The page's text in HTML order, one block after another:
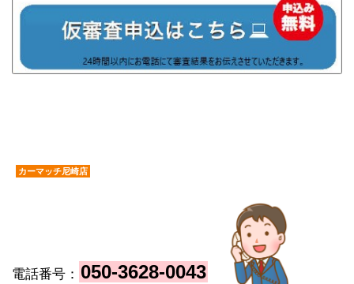
カーマッチ尼崎店
電話番号： 050-3628-0043